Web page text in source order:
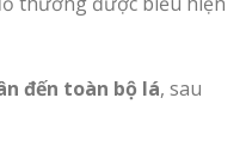
đến toàn bộ lá, sau